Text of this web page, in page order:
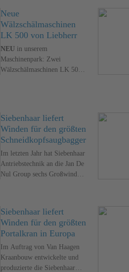
Neue
Wälzschälmaschinen
LK 500 von Liebherr
NEU in unserem
Maschinenpark: Zwei
Wälzschälmaschinen LK 500
Siebenhaar liefert
Winden für den größten
Schneidkopfsaugbagger
Im letzten Jahr hat Siebenhaar
Antriebstechnik an die Jan De
Nul Group sechs Großwinden
Hauptwinden des Schiffes und
tragen somit ausschlaggebend
zur Funktionalität bei.
Siebenhaar liefert
Winden für den größten
Portalkran in Europa
Im Auftrag von Van Haagen
Kraanbouw entwickelte und
produzierte die Siebenhaar